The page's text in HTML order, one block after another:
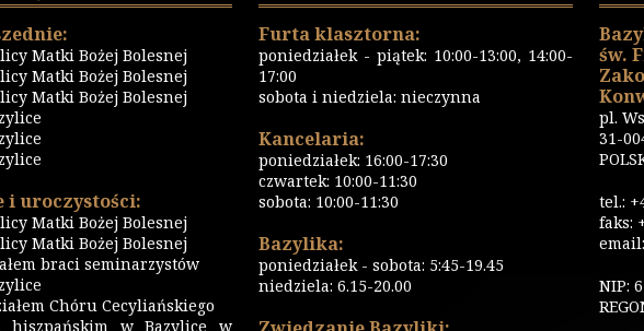
Matki Bożej Bolesnej
Matki Bożej Bolesnej
Matki Bożej Bolesnej
i uroczystości:
Matki Bożej Bolesnej
Matki Bożej Bolesnej
braci seminarzystów
Chóru Cecyliańskiego
w Bazylice w
Furta klasztorna:
poniedziałek - piątek: 10:00-13:00, 14:00-
17:00
sobota i niedziela: nieczynna
Kancelaria:
poniedziałek: 16:00-17:30
czwartek: 10:00-11:30
sobota: 10:00-11:30
Bazylika:
poniedziałek - sobota: 5:45-19.45
niedziela: 6.15-20.00
św.
pl.
31-
tel.:
faks:
NIP: